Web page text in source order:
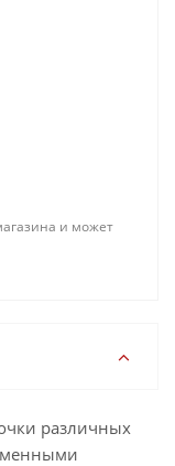
и может
различных